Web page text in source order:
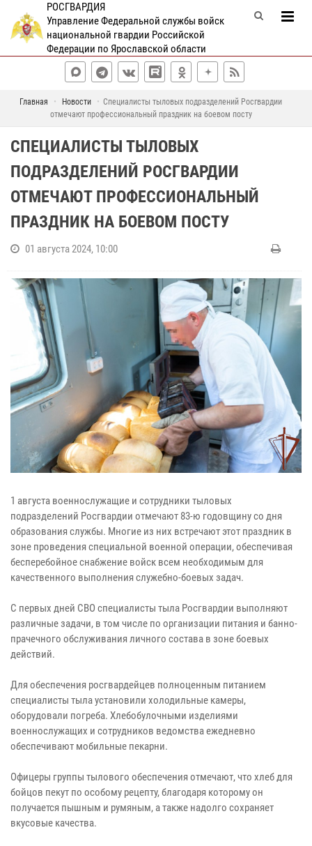
РОСГВАРДИЯ
Управление Федеральной службы войск
национальной гвардии Российской
Федерации по Ярославской области
Главная Новости
Специалисты тыловых подразделений Росгвардии
отмечают профессиональный праздник на боевом посту
СПЕЦИАЛИСТЫ ТЫЛОВЫХ
ПОДРАЗДЕЛЕНИЙ РОСГВАРДИИ
ОТМЕЧАЮТ ПРОФЕССИОНАЛЬНЫЙ
ПРАЗДНИК НА БОЕВОМ ПОСТУ
01 августа 2024, 10:00
1 августа военнослужащие и сотрудники тыловых
подразделений Росгвардии отмечают 83-ю годовщину со дня
образования службы. Многие из них встречают этот праздник в
зоне проведения специальной военной операции, обеспечивая
бесперебойное снабжение войск всем необходимым для
качественного выполнения служебно-боевых задач.
С первых дней СВО специалисты тыла Росгвардии выполняют
различные задачи, в том числе по организации питания и банно-
прачечного обслуживания личного состава в зоне боевых
действий.
Для обеспечения росгвардейцев полноценным питанием
специалисты тыла установили холодильные камеры,
оборудовали погреба. Хлебобулочными изделиями
военнослужащих и сотрудников ведомства ежедневно
обеспечивают мобильные пекарни.
Офицеры группы тылового обеспечения отмечают, что хлеб для
бойцов пекут по особому рецепту, благодаря которому он
получается пышным и румяным, а также надолго сохраняет
вкусовые качества.